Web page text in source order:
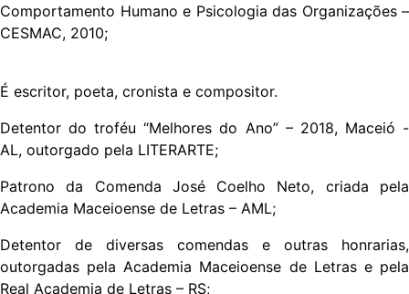
Comportamento Humano e Psicologia das Organizações –
CESMAC, 2010;
É escritor, poeta, cronista e compositor.
Detentor do troféu “Melhores do Ano” – 2018, Maceió -
AL, outorgado pela LITERARTE;
Patrono da Comenda José Coelho Neto, criada pela
Academia Maceioense de Letras – AML;
Detentor de diversas comendas e outras honrarias,
outorgadas pela Academia Maceioense de Letras e pela
Real Academia de Letras – RS;